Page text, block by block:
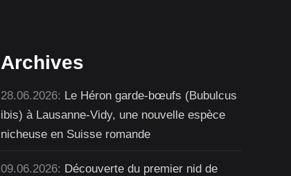
Archives
28.06.2026: Le Héron garde-bœufs (Bubulcus
ibis) à Lausanne-Vidy, une nouvelle espèce
nicheuse en Suisse romande
09.06.2026: Découverte du premier nid de